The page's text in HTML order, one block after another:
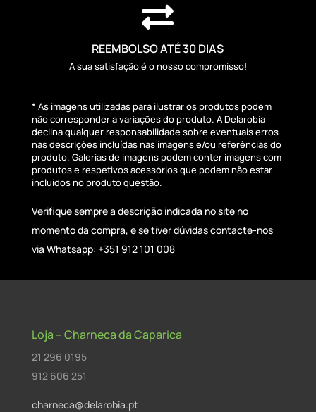

REEMBOLSO ATÉ 30 DIAS
A sua satisfação é o nosso compromisso!
* As imagens utilizadas para ilustrar os produtos podem
não corresponder a variações do produto. A Delarobia
declina qualquer responsabilidade sobre eventuais erros
nas descrições incluídas nas imagens e/ou referências do
produto. Galerias de imagens podem conter imagens com
produtos e respetivos acessórios que podem não estar
incluídos no produto questão.
Verifique sempre a descrição indicada no site no
momento da compra, e se tiver dúvidas contacte-nos
via Whatsapp: +351 912 101 008
Loja – Charneca da Caparica
21 296 0195
912 606 251
charneca@delarobia.pt